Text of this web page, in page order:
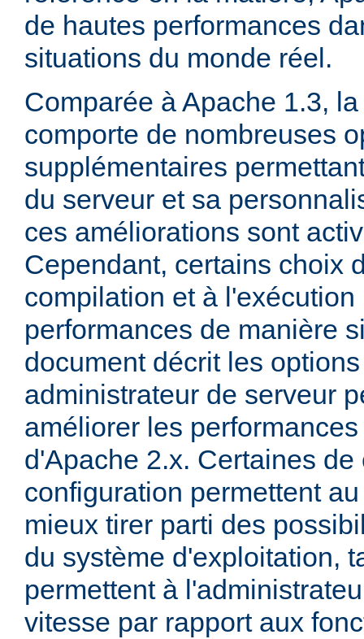
de hautes performances
situations du monde réel.
Comparée à Apache 1.3,
comporte de nombreuses
supplémentaires
du serveur et sa
ces améliorations sont
Cependant, certains choix
compilation et à
performances de manière
document décrit les
administrateur de serveur
améliorer les
d'Apache 2.x. Certaines
configuration permettent
mieux tirer parti des
du système d'exploitation,
permettent à
vitesse par rapport aux